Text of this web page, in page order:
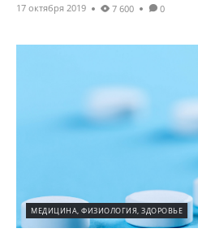
17 октября 2019 7 600 0
МЕДИЦИНА, ФИЗИОЛОГИЯ, ЗДОРОВЬЕ